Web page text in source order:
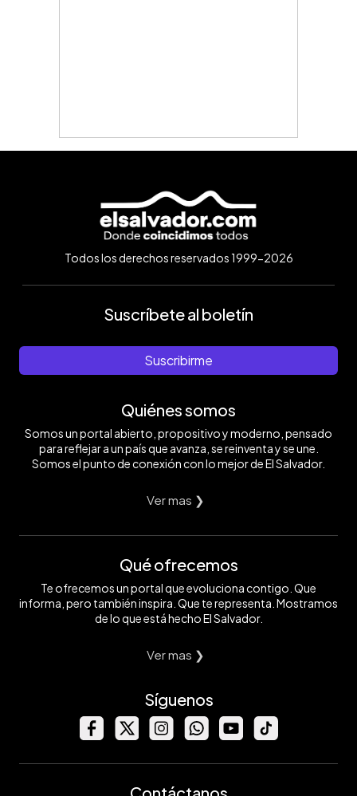
Todos los derechos reservados 1999-2026
Suscríbete al boletín
Suscribirme
Quiénes somos
Somos un portal abierto, propositivo y moderno, pensado
para reflejar a un país que avanza, se reinventa y se une.
Somos el punto de conexión con lo mejor de El Salvador.
Ver mas ❯
Qué ofrecemos
Te ofrecemos un portal que evoluciona contigo. Que
informa, pero también inspira. Que te representa. Mostramos
de lo que está hecho El Salvador.
Ver mas ❯
Síguenos